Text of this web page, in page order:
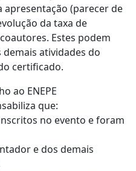
(parecer de
da taxa de
Estes podem
atividades do
certificado.
ao ENEPE
que:
no evento e foram
e dos demais